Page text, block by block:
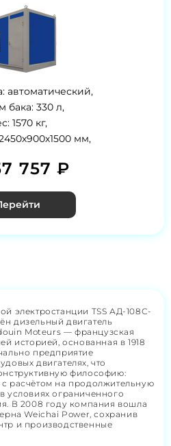
автоматический,
бака: 330 л,
1570 кг,
мм,
757 ₽
электростанции TSS АД-108С-
дизельный двигатель
Moteurs — французская
историей, основанная в 1918
предприятие
двигателях, что
философию:
расчётом на продолжительную
условиях ограниченного
В 2008 году компания вошла
Weichai Power, сохранив
и производственные